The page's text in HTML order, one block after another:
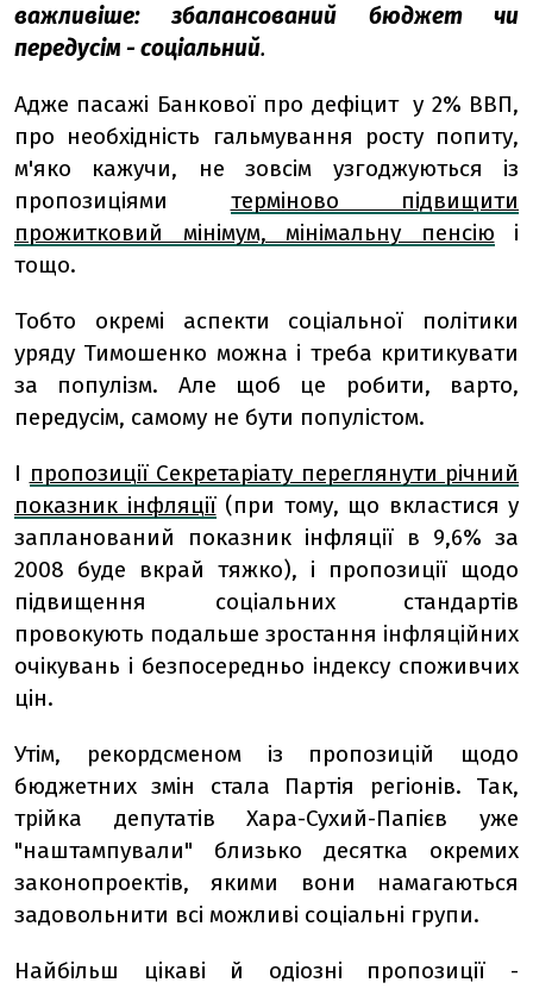
важливіше: збалансований бюджет чи
передусім - соціальний.
Адже пасажі Банкової про дефіцит у 2% ВВП,
про необхідність гальмування росту попиту,
м'яко кажучи, не зовсім узгоджуються із
пропозиціями терміново підвищити
прожитковий мінімум, мінімальну пенсію і
тощо.
Тобто окремі аспекти соціальної політики
уряду Тимошенко можна і треба критикувати
за популізм. Але щоб це робити, варто,
передусім, самому не бути популістом.
І пропозиції Секретаріату переглянути річний
показник інфляції(при тому, що вкластися у
запланований показник інфляції в 9,6% за
2008 буде вкрай тяжко), і пропозиції щодо
підвищення соціальних стандартів
провокують подальше зростання інфляційних
очікувань і безпосередньо індексу споживчих
цін.
Утім, рекордсменом із пропозицій щодо
бюджетних змін стала Партія регіонів. Так,
трійка депутатів Хара-Сухий-Папієв уже
"наштампували" близько десятка окремих
законопроектів, якими вони намагаються
задовольнити всі можливі соціальні групи.
Найбільш цікаві й одіозні пропозиції -